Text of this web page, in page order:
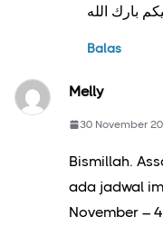
بارك الله
Balas
Melly
30 November
Bismillah.
ada jadwal
November –